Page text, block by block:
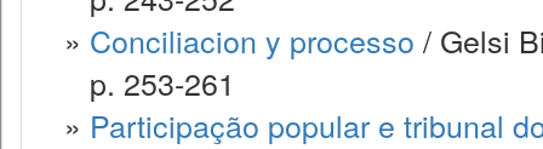
» Conciliacion y processo / Gelsi
p. 253-261
» Participação popular e tribunal